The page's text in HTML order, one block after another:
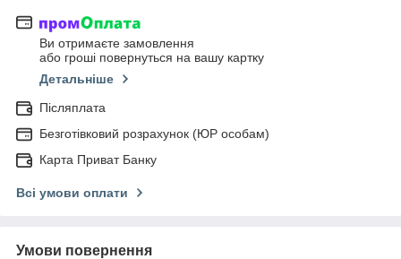
Ви отримаєте замовлення
або гроші повернуться на вашу картку
Детальніше
Післяплата
Безготівковий розрахунок (ЮР особам)
Карта Приват Банку
Всі умови оплати
Умови повернення